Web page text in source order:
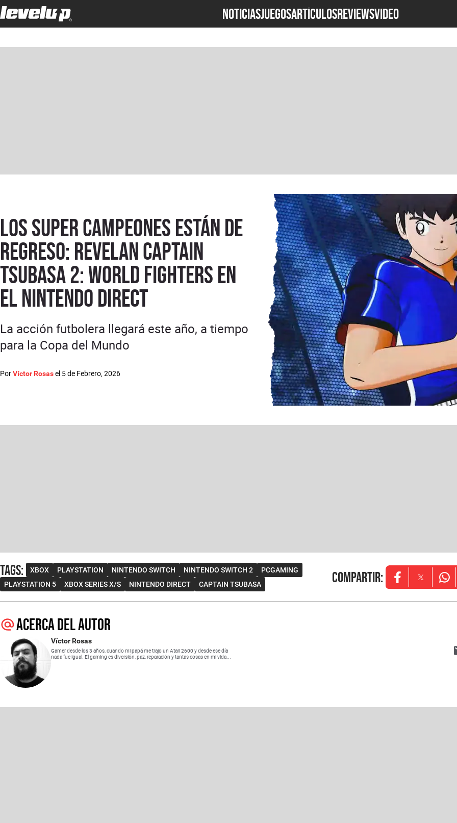
NOTICIASJUEGOSARTÍCULOSREVIEWSVideo
Los Super Campeones están de
regreso: revelan Captain
Tsubasa 2: World Fighters en
el Nintendo Direct
PorVíctor Rosasel 5 de Febrero, 2026
La acción futbolera llegará este año, a tiempo
para la Copa del Mundo
Tags: XBOX PLAYSTATION NINTENDO SWITCH NINTENDO SWITCH 2
PCGAMING
PLAYSTATION 5
XBOX SERIES X/S NINTENDO DIRECT CAPTAIN TSUBASA Compartir: Opens in new
Opens in
Acerca del autor
Víctor Rosas
Gamer desde los 3 años, cuando mi papá me trajo un Atari 2600 y desde ese día
nada fue igual. El gaming es diversión, paz, reparación y tantas cosas en mi vida...